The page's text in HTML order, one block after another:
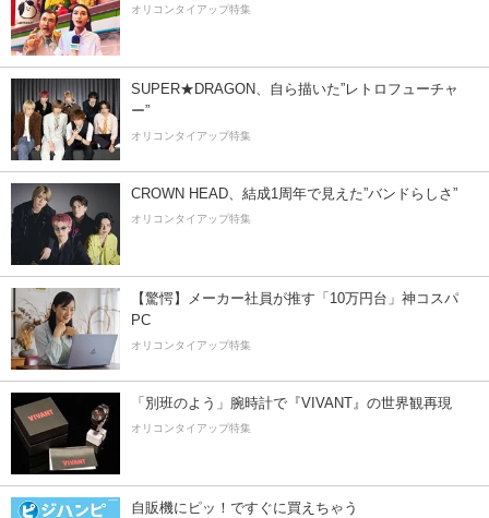
オリコンタイアップ特集
SUPER★DRAGON、自ら描いた”レトロフューチャ
ー”
オリコンタイアップ特集
CROWN HEAD、結成1周年で見えた”バンドらしさ”
オリコンタイアップ特集
【驚愕】メーカー社員が推す「10万円台」神コスパ
PC
オリコンタイアップ特集
「別班のよう」腕時計で『VIVANT』の世界観再現
オリコンタイアップ特集
自販機にピッ！ですぐに買えちゃう